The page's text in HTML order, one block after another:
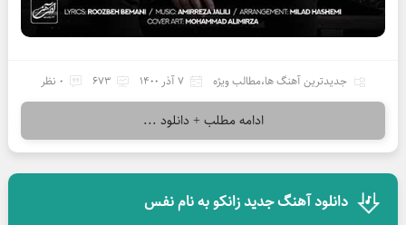
جدیدترین آهنگ ها،مطالب ویژه 7 آذر 1400 673 0 نظر
ادامه مطلب + دانلود ...
دانلود آهنگ جدید زانکو به نام نفس